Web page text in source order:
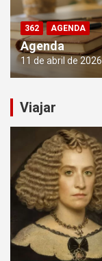
362 AGENDA
Agenda
11 de abril de 2026
Viajar